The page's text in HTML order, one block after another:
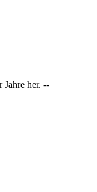
Jahre her. --